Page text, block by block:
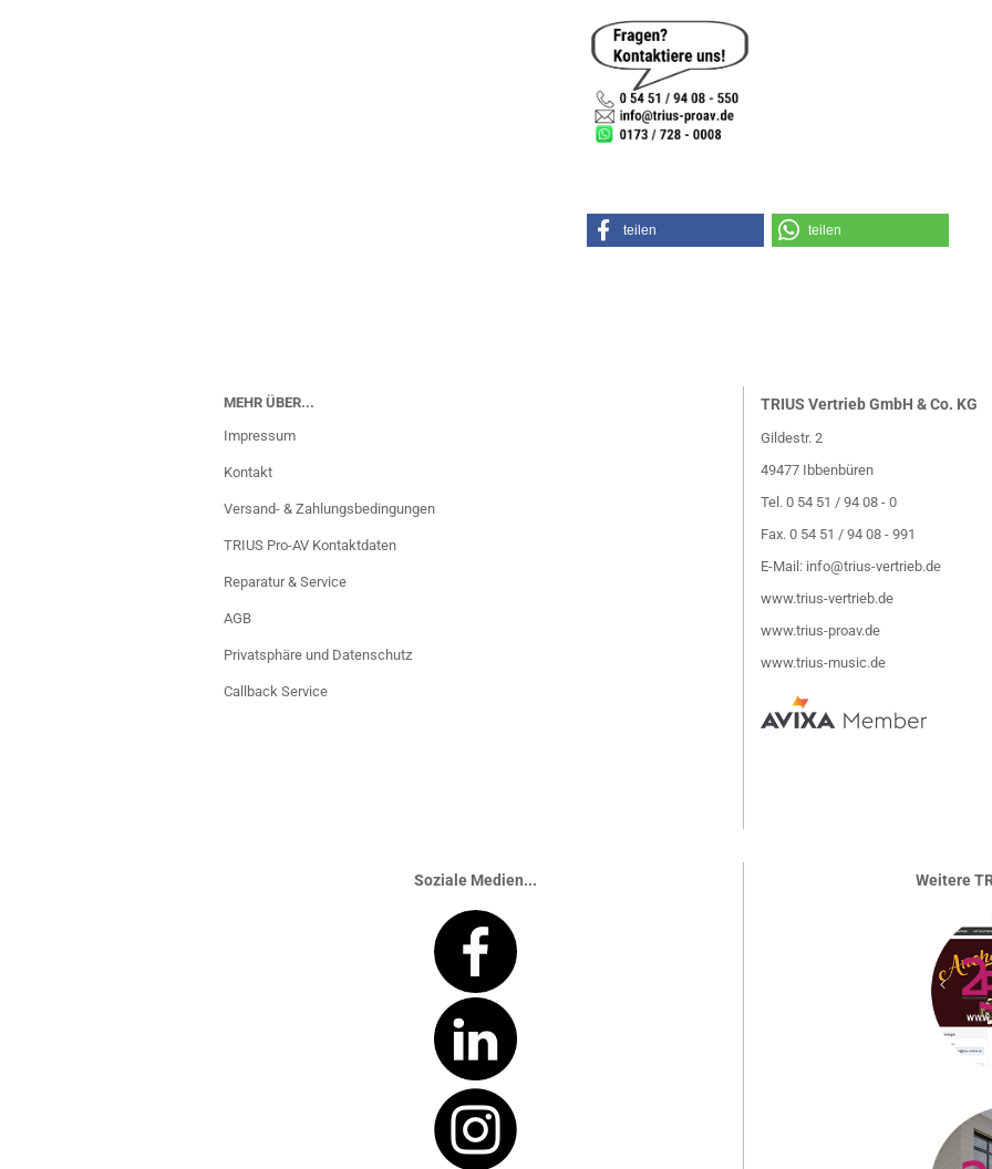
teilen teilen
MEHR ÜBER...
Impressum
Kontakt
Versand- & Zahlungsbedingungen
TRIUS Pro-AV Kontaktdaten
Reparatur & Service
AGB
Privatsphäre und Datenschutz
Callback Service
TRIUS Vertrieb GmbH & Co. KG
Gildestr. 2
49477 Ibbenbüren
Tel. 0 54 51 / 94 08 - 0
Fax. 0 54 51 / 94 08 - 991
E-Mail: info@trius-vertrieb.de
www.trius-vertrieb.de
www.trius-proav.de
www.trius-music.de
Soziale Medien... Weitere